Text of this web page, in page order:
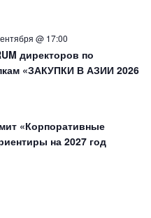
@ 17:00
директоров по
«ЗАКУПКИ В АЗИИ 2026
«Корпоративные
на 2027 год